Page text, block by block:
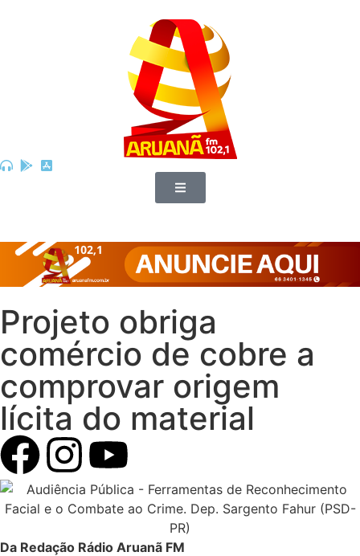
Projeto obriga
comércio de cobre a
comprovar origem
lícita do material
Da Redação Rádio Aruanã FM